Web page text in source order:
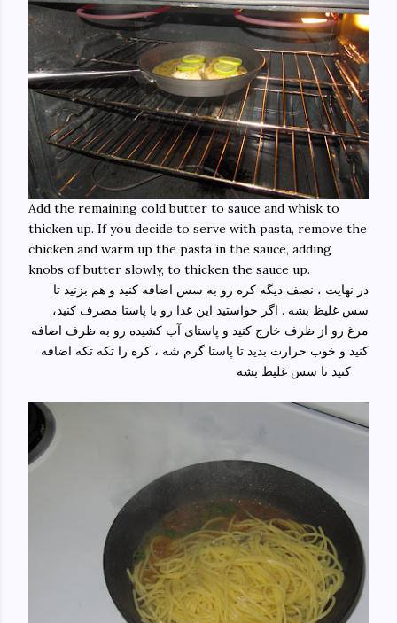
Add the remaining cold butter to sauce and whisk to
thicken up. If you decide to serve with pasta, remove the
chicken and warm up the pasta in the sauce, adding
knobs of butter slowly, to thicken the sauce up.
در نهایت ، نصف دیگه کره رو به سس اضافه کنید و هم بزنید تا
سس غلیظ بشه . اگر خواستید این غذا رو با پاستا مصرف کنید،
مرغ رو از ظرف خارج کنید و پاستای آب کشیده رو به ظرف اضافه
کنید و خوب حرارت بدید تا پاستا گرم شه ، کره را تکه تکه اضافه